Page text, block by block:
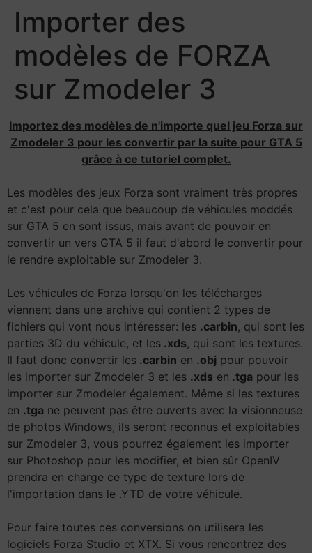
Importer des
modèles de FORZA
sur Zmodeler 3
Importez des modèles de n'importe quel jeu Forza sur
Zmodeler 3 pour les convertir par la suite pour GTA 5
grâce à ce tutoriel complet.
Les modèles des jeux Forza sont vraiment très propres
et c'est pour cela que beaucoup de véhicules moddés
sur GTA 5 en sont issus, mais avant de pouvoir en
convertir un vers GTA 5 il faut d'abord le convertir pour
le rendre exploitable sur Zmodeler 3.
Les véhicules de Forza lorsqu'on les télécharges
viennent dans une archive qui contient 2 types de
fichiers qui vont nous intéresser: les .carbin, qui sont les
parties 3D du véhicule, et les .xds, qui sont les textures.
Il faut donc convertir les .carbin en .obj pour pouvoir
les importer sur Zmodeler 3 et les .xds en .tga pour les
importer sur Zmodeler également. Même si les textures
en .tga ne peuvent pas être ouverts avec la visionneuse
de photos Windows, ils seront reconnus et exploitables
sur Zmodeler 3, vous pourrez également les importer
sur Photoshop pour les modifier, et bien sûr OpenIV
prendra en charge ce type de texture lors de
l'importation dans le .YTD de votre véhicule.
Pour faire toutes ces conversions on utilisera les
logiciels Forza Studio et XTX. Si vous rencontrez des